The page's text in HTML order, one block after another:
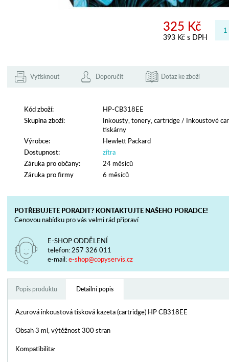
325 Kč
393 Kč s DPH
Vytisknout Doporučit Dotaz ke zboží
Kód zboží:
HP-CB318EE
Skupina zboží:
Inkousty, tonery, cartridge / Inkoustové
tiskárny
Výrobce:
Hewlett Packard
Dostupnost:
zítra
Záruka pro občany:
24 měsíců
Záruka pro firmy
6 měsíců
POTŘEBUJETE PORADIT? KONTAKTUJTE NAŠEHO PORADCE!
Cenovou nabídku pro vás velmi rád připraví
E-SHOP ODDĚLENÍ
telefon: 257 326 011
e-mail:e-shop@copyservis.cz
Popis produktu Detailní popis
Azurová inkoustová tisková kazeta (cartridge) HP CB318EE
Obsah 3 ml, výtěžnost 300 stran
Kompatibilita: